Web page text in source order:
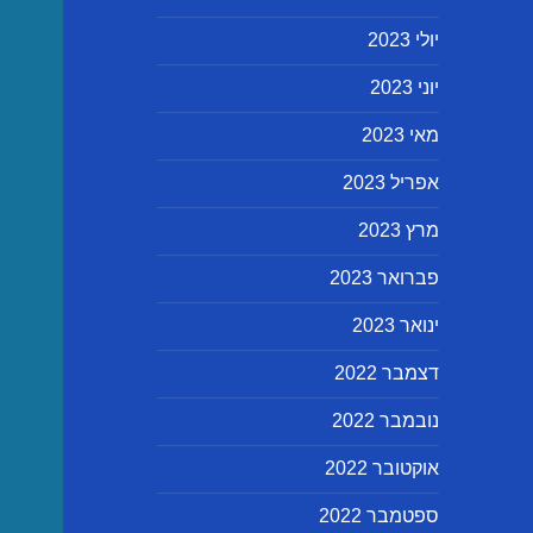
יולי 2023
יוני 2023
מאי 2023
אפריל 2023
מרץ 2023
פברואר 2023
ינואר 2023
דצמבר 2022
נובמבר 2022
אוקטובר 2022
ספטמבר 2022